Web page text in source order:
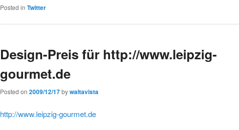
Posted in Twitter
Design-Preis für http://www.leipzig-
gourmet.de
Posted on 2009/12/17bywaltavista
http://www.leipzig-gourmet.de